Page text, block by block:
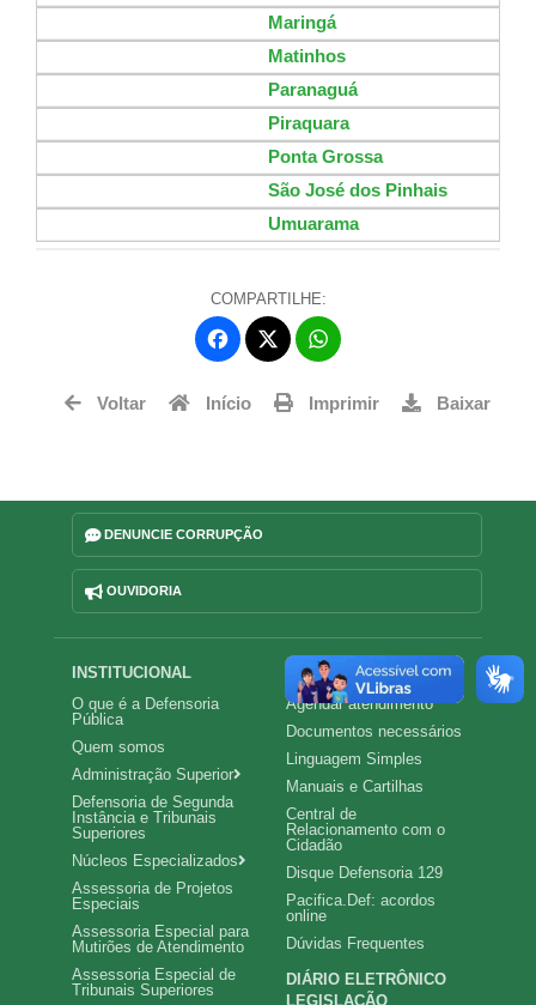
Maringá
Matinhos
Paranaguá
Piraquara
Ponta Grossa
São José dos Pinhais
Umuarama
COMPARTILHE:
Fa
ce
bo
itt
ts
Voltar Início Imprimir Baixar
DENUNCIE CORRUPÇÃO
OUVIDORIA
Navegação
principal
INSTITUCIONAL
O que é a Defensoria
Pública
Quem somos
Administração Superior
Defensoria de Segunda
Instância e Tribunais
Superiores
Núcleos Especializados
Assessoria de Projetos
Especiais
Assessoria Especial para
Mutirões de Atendimento
Assessoria Especial de
Tribunais Superiores
ATENDIMENTO
Agendar atendimento
Documentos necessários
Linguagem Simples
Manuais e Cartilhas
Central de
Relacionamento com o
Cidadão
Disque Defensoria 129
Pacifica.Def: acordos
online
Dúvidas Frequentes
DIÁRIO ELETRÔNICO
LEGISLAÇÃO